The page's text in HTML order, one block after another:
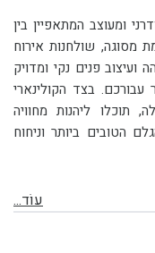
אקפלה הינו חלל אירוח מודרני ומעוצב המתאפיין בין
היתר במערכת מולטימדיה חדשנית ומתקדמת מסוגה, שולחנות אירוח
מעוצבים המיוצרים מעץ מאסיבי, תקרה גבוהה ועיצוב פנים נקי ומדויק
עבורכם. בצד הקולינארי
תוכלו ליהנות מחוויה
הגלם הטובים ביותר וניחוח
עוֹד...